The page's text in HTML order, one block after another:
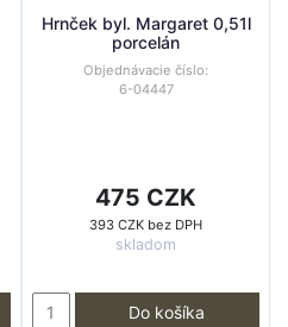
Hrnček byl. Margaret 0,51l
porcelán
Objednávacie číslo:
6-04447
475 CZK
393 CZK bez DPH
skladom
Do košíka